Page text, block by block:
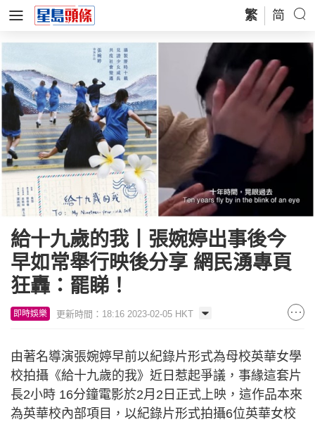
繁 简
給十九歲的我丨張婉婷出事後今
早如常舉行映後分享 網民湧專頁
狂轟：罷睇！
即時娛樂 更新時間：18:16 2023-02-05 HKT
由著名導演張婉婷早前以紀錄片形式為母校英華女學
校拍攝《給十九歲的我》近日惹起爭議，事緣這套片
長2小時 16分鐘電影於2月2日正式上映，這作品本來
為英華校內部項目，以紀錄片形式拍攝6位英華女校